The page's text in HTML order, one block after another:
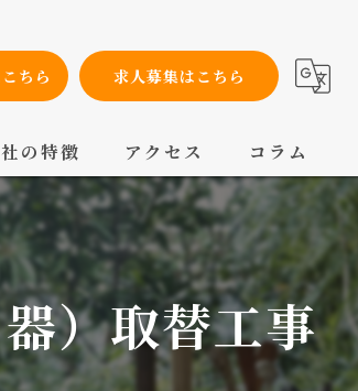
ちら 求人募集はこちら
の特徴
工事
工事
ンテナンス
工事
アクセス コラム
）取替工事